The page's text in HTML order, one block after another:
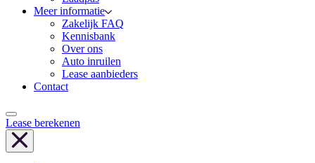
Meer informatie
Zakelijk FAQ
Kennisbank
Over ons
Auto inruilen
Lease aanbieders
Contact
Lease berekenen